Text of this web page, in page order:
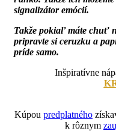
signalizátor emócií.
Takže pokiaľ máte chuť
pripravte si ceruzku a
príde samo.
Inšpiratívne
Kúpou predplatného
k rôznym